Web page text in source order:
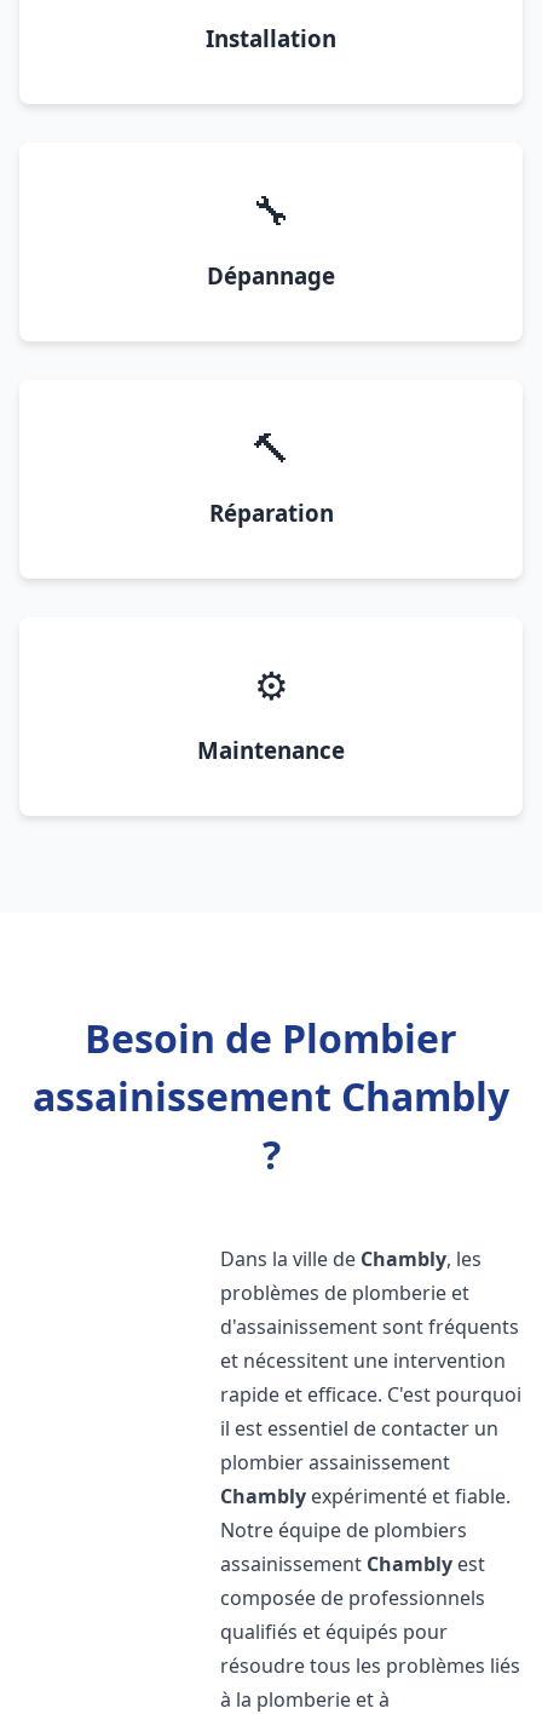
Installation
🔧
Dépannage
🔨
Réparation
⚙️
Maintenance
Besoin de Plombier
assainissement Chambly
?
Dans la ville de Chambly, les
problèmes de plomberie et
d'assainissement sont fréquents
et nécessitent une intervention
rapide et efficace. C'est pourquoi
il est essentiel de contacter un
plombier assainissement
Chambly expérimenté et fiable.
Notre équipe de plombiers
assainissement Chambly est
composée de professionnels
qualifiés et équipés pour
résoudre tous les problèmes liés
à la plomberie et à